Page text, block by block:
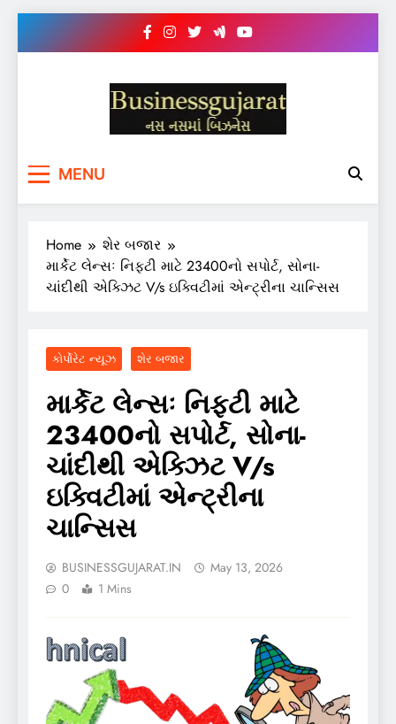
BUSINESS GUJARAT
MENU
Home
શેર બજાર
માર્કેટ લેન્સઃ નિફ્ટી માટે 23400નો સપોર્ટ, સોના-
ચાંદીથી એક્ઝિટ V/s ઇક્વિટીમાં એન્ટ્રીના ચાન્સિસ
કોર્પોરેટ ન્યૂઝ શેર બજાર
માર્કેટ લેન્સઃ નિફ્ટી માટે
23400નો સપોર્ટ, સોના-
ચાંદીથી એક્ઝિટ V/s
ઇક્વિટીમાં એન્ટ્રીના
ચાન્સિસ
BUSINESSGUJARAT.IN
May 13, 2026
0
1 Mins